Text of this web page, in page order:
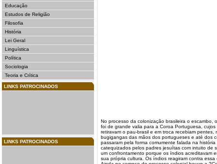
Educação
Estudos de Religião
Filosofia
História
Lei Geral
Linguística
Política
Sociologia
Teoria e Crítica
LINKS PATROCINADOS
LINKS PATROCINADOS
No processo da colonização brasileira o escambo,
foi de grande valia para a Coroa Portuguesa ,
retiravam o pau-brasil e em troca recebiam pentes,
bugigangas das mãos dos portugueses e até dos
passaram pela forma comumente falada na
catequizados pelos padres jesuítas com intuito de
um confrontamento porque os índios acreditavam
sua própria cultura. Os índios reagiram contra